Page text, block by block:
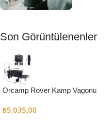
Muftağı
Kampçı
Şefler İçin
Keşfet
Son Görüntülenenler
Orcamp Rover Kamp Vagonu
₺5.035,00